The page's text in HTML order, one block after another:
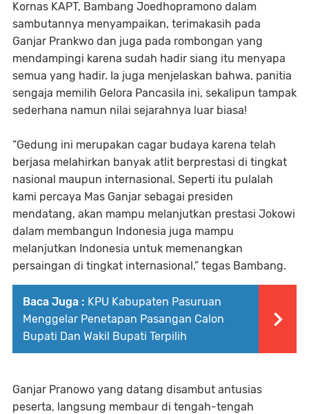
Kornas KAPT, Bambang Joedhopramono dalam
sambutannya menyampaikan, terimakasih pada
Ganjar Prankwo dan juga pada rombongan yang
mendampingi karena sudah hadir siang itu menyapa
semua yang hadir. Ia juga menjelaskan bahwa, panitia
sengaja memilih Gelora Pancasila ini, sekalipun tampak
sederhana namun nilai sejarahnya luar biasa!
“Gedung ini merupakan cagar budaya karena telah
berjasa melahirkan banyak atlit berprestasi di tingkat
nasional maupun internasional. Seperti itu pulalah
kami percaya Mas Ganjar sebagai presiden
mendatang, akan mampu melanjutkan prestasi Jokowi
dalam membangun Indonesia juga mampu
melanjutkan Indonesia untuk memenangkan
persaingan di tingkat internasional,” tegas Bambang.
Baca Juga : KPU Kabupaten Pasuruan
Menggelar Penetapan Pasangan Calon
Bupati Dan Wakil Bupati Terpilih
Ganjar Pranowo yang datang disambut antusias
peserta, langsung membaur di tengah-tengah